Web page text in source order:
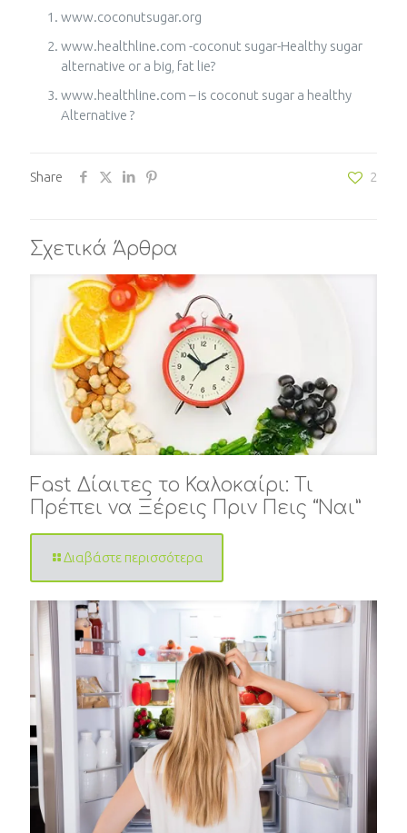
www.coconutsugar.org
www.healthline.com -coconut sugar-Healthy sugar
alternative or a big, fat lie?
www.healthline.com – is coconut sugar a healthy
Alternative ?
Share 2
Σχετικά Άρθρα
Fast Δίαιτες το Καλοκαίρι: Τι
Πρέπει να Ξέρεις Πριν Πεις “Ναι”
Διαβάστε περισσότερα